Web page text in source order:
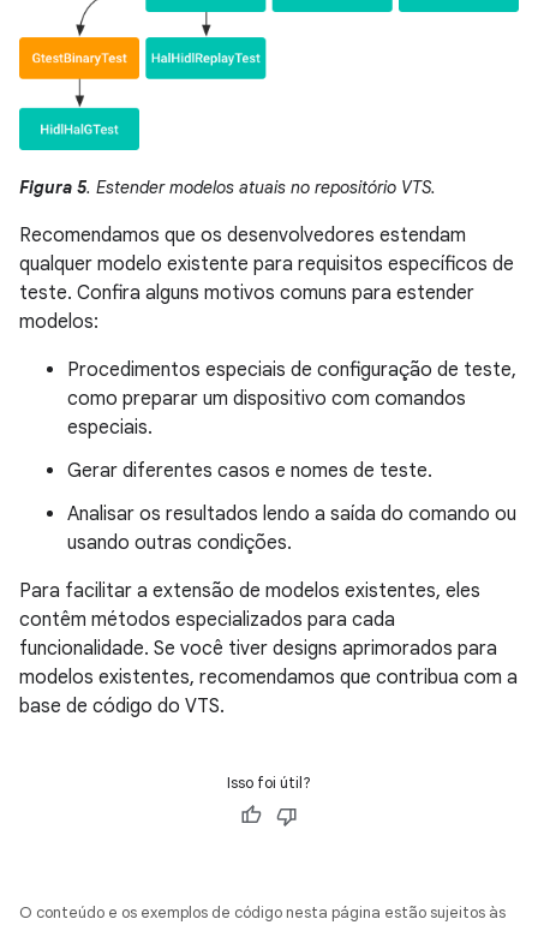
Figura 5. Estender modelos atuais no repositório VTS.
Recomendamos que os desenvolvedores estendam
qualquer modelo existente para requisitos específicos de
teste. Confira alguns motivos comuns para estender
modelos:
Procedimentos especiais de configuração de teste,
como preparar um dispositivo com comandos
especiais.
Gerar diferentes casos e nomes de teste.
Analisar os resultados lendo a saída do comando ou
usando outras condições.
Para facilitar a extensão de modelos existentes, eles
contêm métodos especializados para cada
funcionalidade. Se você tiver designs aprimorados para
modelos existentes, recomendamos que contribua com a
base de código do VTS.
Isso foi útil?
O conteúdo e os exemplos de código nesta página estão sujeitos às